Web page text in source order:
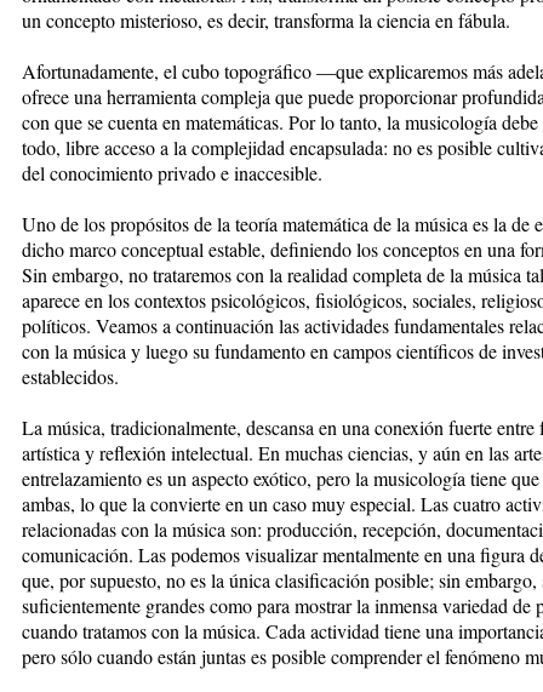
un concepto misterioso, es decir, transforma la ciencia en fábula.
Afortunadamente, el cubo topográfico —que explicaremos más
ofrece una herramienta compleja que puede proporcionar
con que se cuenta en matemáticas. Por lo tanto, la musicología debe
todo, libre acceso a la complejidad encapsulada: no es posible
del conocimiento privado e inaccesible.
Uno de los propósitos de la teoría matemática de la música es la de
dicho marco conceptual estable, definiendo los conceptos en una
Sin embargo, no trataremos con la realidad completa de la música
aparece en los contextos psicológicos, fisiológicos, sociales,
políticos. Veamos a continuación las actividades fundamentales
con la música y luego su fundamento en campos científicos de
establecidos.
La música, tradicionalmente, descansa en una conexión fuerte entre
artística y reflexión intelectual. En muchas ciencias, y aún en las
entrelazamiento es un aspecto exótico, pero la musicología tiene
ambas, lo que la convierte en un caso muy especial. Las cuatro
relacionadas con la música son: producción, recepción,
comunicación. Las podemos visualizar mentalmente en una figura
que, por supuesto, no es la única clasificación posible; sin embargo,
suficientemente grandes como para mostrar la inmensa variedad de
cuando tratamos con la música. Cada actividad tiene una
pero sólo cuando están juntas es posible comprender el fenómeno